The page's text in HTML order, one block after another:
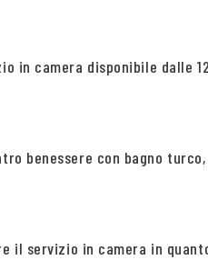
in camera disponibile dalle
benessere con bagno
il servizio in camera in